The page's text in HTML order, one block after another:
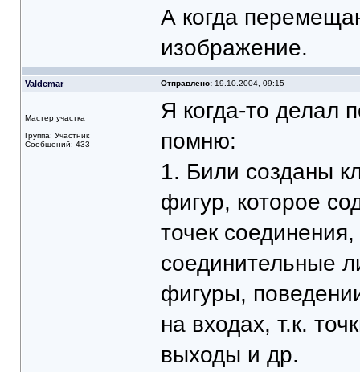
А когда
изображение.
Valdemar Отправлено:19.10.2004, 09:15
Мастер участка
Группа: Участник
Сообщений: 433
Я когда-то делал
помню:
1. Били созданы
фигур, которое
точек
соединительные
фигуры,
на входах, т.к.
выходы и др.